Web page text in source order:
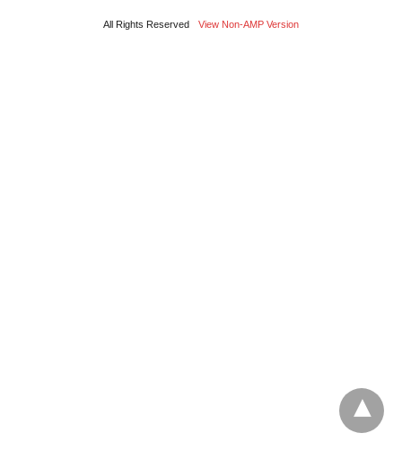
All Rights Reserved View Non-AMP Version